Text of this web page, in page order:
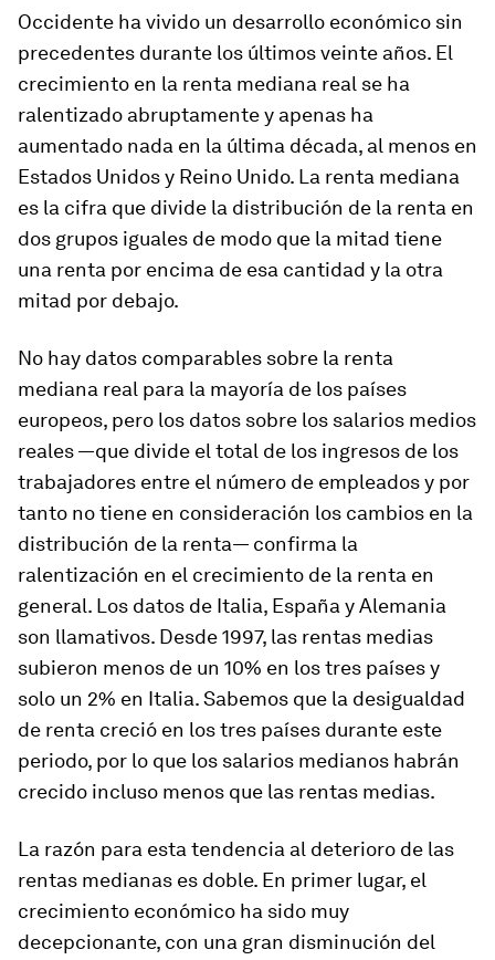
Occidente ha vivido un desarrollo económico sin
precedentes durante los últimos veinte años. El
crecimiento en la renta mediana real se ha
ralentizado abruptamente y apenas ha
aumentado nada en la última década, al menos en
Estados Unidos y Reino Unido. La renta mediana
es la cifra que divide la distribución de la renta en
dos grupos iguales de modo que la mitad tiene
una renta por encima de esa cantidad y la otra
mitad por debajo.
No hay datos comparables sobre la renta
mediana real para la mayoría de los países
europeos, pero los datos sobre los salarios medios
reales —que divide el total de los ingresos de los
trabajadores entre el número de empleados y por
tanto no tiene en consideración los cambios en la
distribución de la renta— confirma la
ralentización en el crecimiento de la renta en
general. Los datos de Italia, España y Alemania
son llamativos. Desde 1997, las rentas medias
subieron menos de un 10% en los tres países y
solo un 2% en Italia. Sabemos que la desigualdad
de renta creció en los tres países durante este
periodo, por lo que los salarios medianos habrán
crecido incluso menos que las rentas medias.
La razón para esta tendencia al deterioro de las
rentas medianas es doble. En primer lugar, el
crecimiento económico ha sido muy
decepcionante, con una gran disminución del